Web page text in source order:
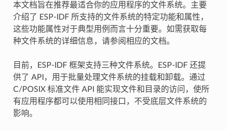
本文档旨在推荐最适合你的应用程序的文件系统。主要
介绍了 ESP-IDF 所支持的文件系统的特定功能和属性，
这些功能属性对于典型用例而言十分重要。如需获取每
种文件系统的详细信息，请参阅相应的文档。
目前，ESP-IDF 框架支持三种文件系统。ESP-IDF 还提
供了 API，用于批量处理文件系统的挂载和卸载。通过
C/POSIX 标准文件 API 能实现文件和目录的访问，使所
有应用程序都可以使用相同接口，不受底层文件系统的
影响。